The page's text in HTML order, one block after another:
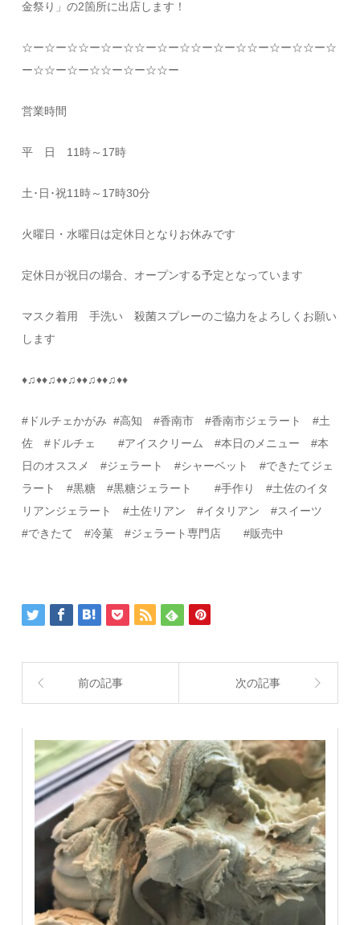
金祭り」の2箇所に出店します！
☆ー☆ー☆☆ー☆ー☆☆ー☆ー☆☆ー☆ー☆☆ー☆ー☆☆ー☆
ー☆☆ー☆ー☆☆ー☆ー☆☆ー
営業時間
平 日 11時～ 17時
土･日･祝11時～ 17時30分
火曜日・水曜日は定休日となりお休みです
定休日が祝日の場合、オープンする予定となっています
マスク着用 手洗い 殺菌スプレーのご協力をよろしくお願い
します
♦♫♦♦♫♦♦♫♦♦♫♦♦♫♦♦
# ドルチェかがみ #高知#香南市 #香南市ジェラート #土
佐# ドルチェ#アイスクリーム#本日のメニュー#本
日のオススメ#ジェラート#シャーベット#できたてジェ
ラート #黒糖 #黒糖ジェラート#手作り#土佐のイタ
リアンジェラート#土佐リアン#イタリアン#スイーツ
#できたて#冷菓#ジェラート専門店#販売中
前の記事 次の記事